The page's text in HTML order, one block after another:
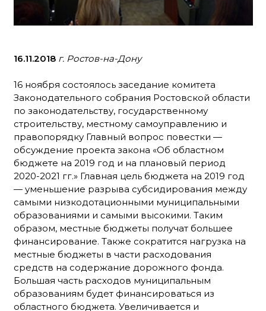
16.11.2018 г. Ростов-на-Дону
16 ноября состоялось заседание комитета
Законодательного собрания Ростовской области
по законодательству, государственному
строительству, местному самоуправлению и
правопорядку Главный вопрос повестки —
обсуждение проекта закона «Об областном
бюджете на 2019 год и на плановый период
2020-2021 гг.» Главная цель бюджета на 2019 год
— уменьшение разрыва субсидирования между
самыми низкодотационными муниципальными
образованиями и самыми высокими. Таким
образом, местные бюджеты получат большее
финансирование. Также сократится нагрузка на
местные бюджеты в части расходования
средств на содержание дорожного фонда.
Большая часть расходов муниципальным
образованиям будет финансироваться из
областного бюджета. Увеличивается и